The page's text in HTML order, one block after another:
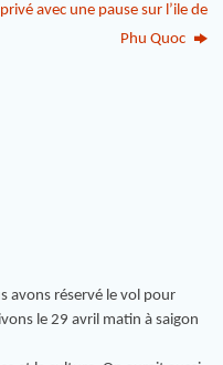
privé avec une pause sur l’ile de
Phu Quoc
avons réservé le vol pour
le 29 avril matin à saigon